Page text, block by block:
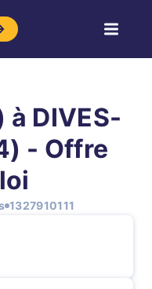
DIVES-
- Offre
1327910111